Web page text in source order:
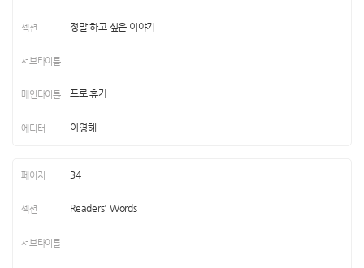
정말 하고 싶은 이야기
프로 휴가
이영혜
34
Readers' Words